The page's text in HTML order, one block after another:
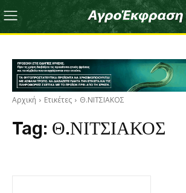
Αρχική Ετικέτες Θ.ΝΙΤΣΙΑΚΟΣ
Tag: Θ.ΝΙΤΣΙΑΚΟΣ